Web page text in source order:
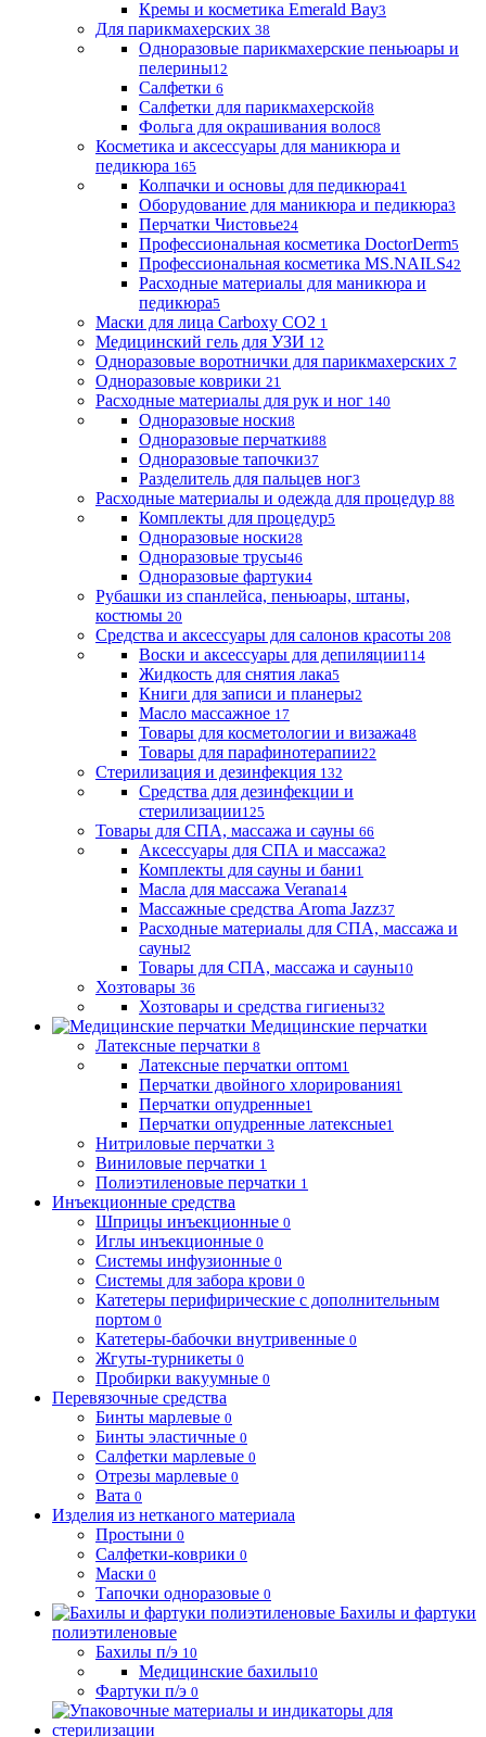
Кремы и косметика Emerald Bay3
Для парикмахерских 38
Одноразовые парикмахерские пеньюары и
пелерины12
Салфетки 6
Салфетки для парикмахерской8
Фольга для окрашивания волос8
Косметика и аксессуары для маникюра и
педикюра 165
Колпачки и основы для педикюра41
Оборудование для маникюра и педикюра3
Перчатки Чистовье24
Профессиональная косметика DoctorDerm5
Профессиональная косметика MS.NAILS42
Расходные материалы для маникюра и
педикюра5
Маски для лица Carboxy CO2 1
Медицинский гель для УЗИ 12
Одноразовые воротнички для парикмахерских 7
Одноразовые коврики 21
Расходные материалы для рук и ног 140
Одноразовые носки8
Одноразовые перчатки88
Одноразовые тапочки37
Разделитель для пальцев ног3
Расходные материалы и одежда для процедур 88
Комплекты для процедур5
Одноразовые носки28
Одноразовые трусы46
Одноразовые фартуки4
Рубашки из спанлейса, пеньюары, штаны,
костюмы 20
Средства и аксессуары для салонов красоты 208
Воски и аксессуары для депиляции114
Жидкость для снятия лака5
Книги для записи и планеры2
Масло массажное 17
Товары для косметологии и визажа48
Товары для парафинотерапии22
Стерилизация и дезинфекция 132
Средства для дезинфекции и
стерилизации125
Товары для СПА, массажа и сауны 66
Аксессуары для СПА и массажа2
Комплекты для сауны и бани1
Масла для массажа Verana14
Массажные средства Aroma Jazz37
Расходные материалы для СПА, массажа и
сауны2
Товары для СПА, массажа и сауны10
Хозтовары 36
Хозтовары и средства гигиены32
Медицинские перчатки
Латексные перчатки 8
Латексные перчатки оптом1
Перчатки двойного хлорирования1
Перчатки опудренные1
Перчатки опудренные латексные1
Нитриловые перчатки 3
Виниловые перчатки 1
Полиэтиленовые перчатки 1
Инъекционные средства
Шприцы инъекционные 0
Иглы инъекционные 0
Системы инфузионные 0
Системы для забора крови 0
Катетеры перифирические с дополнительным
портом 0
Катетеры-бабочки внутривенные 0
Жгуты-турникеты 0
Пробирки вакуумные 0
Перевязочные средства
Бинты марлевые 0
Бинты эластичные 0
Салфетки марлевые 0
Отрезы марлевые 0
Вата 0
Изделия из нетканого материала
Простыни 0
Салфетки-коврики 0
Маски 0
Тапочки одноразовые 0
Бахилы и фартуки
полиэтиленовые
Бахилы п/э 10
Медицинские бахилы10
Фартуки п/э 0